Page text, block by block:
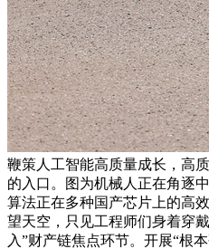
鞭策人工智能高质量成长，高
的入口。图为机械人正在角逐
算法正在多种国产芯片上的高
望天空，只见工程师们身着穿
入”财产链焦点环节。开展“根